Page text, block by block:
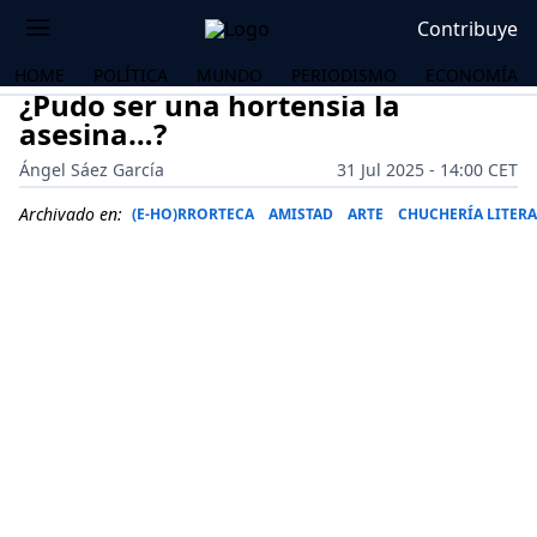
Contribuye
HOME POLÍTICA MUNDO PERIODISMO ECONOMÍA
¿Pudo ser una hortensia la
asesina…?
Ángel Sáez García
31 Jul 2025 - 14:00 CET
Archivado en: (E-HO)RRORTECA AMISTAD ARTE CHUCHERÍA